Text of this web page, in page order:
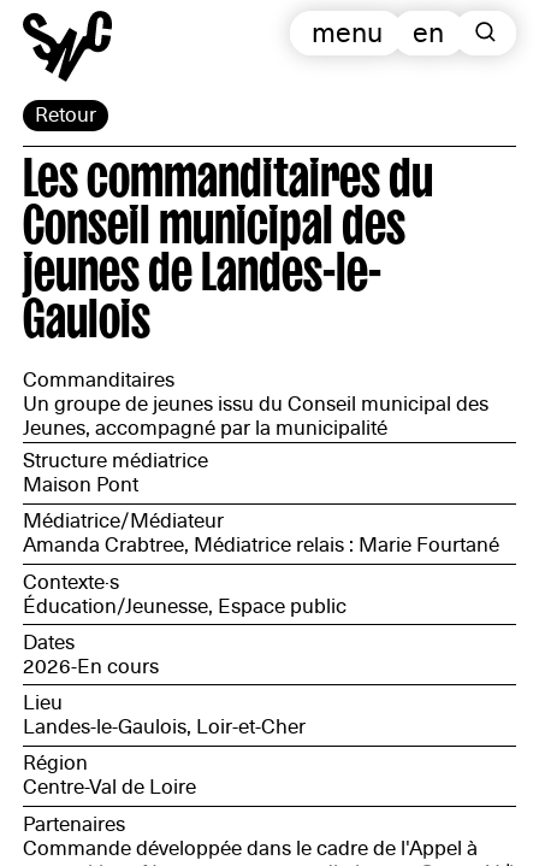
Retour
en
menu
Les commanditaires du
Conseil municipal des
jeunes de Landes-le-
Gaulois
Commanditaires
Un groupe de jeunes issu du Conseil municipal des
Jeunes, accompagné par la municipalité
Structure médiatrice
Maison Pont
Médiatrice/Médiateur
Amanda Crabtree, Médiatrice relais : Marie Fourtané
Contexte·s
Éducation/Jeunesse, Espace public
Dates
2026-En cours
Lieu
Landes-le-Gaulois, Loir-et-Cher
Région
Centre-Val de Loire
Partenaires
Commande développée dans le cadre de l'Appel à